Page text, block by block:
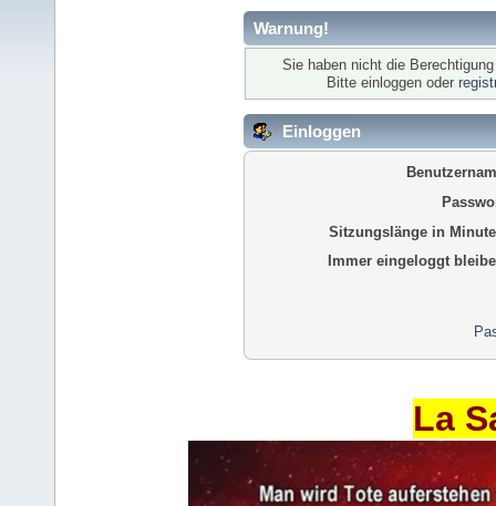
Warnung!
Sie haben nicht die
Bitte einloggen oder
Einloggen
Sitzungslänge in
Immer eingeloggt
La